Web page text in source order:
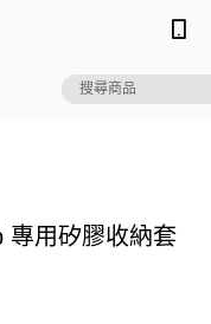
專用矽膠收納套